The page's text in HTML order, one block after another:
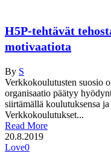
H5P-tehtävät
motivaatiota
By S
Verkkokoulutusten suosio
organisaatio päätyy
siirtämällä koulutuksensa
Verkkokoulutukset...
Read More
20.8.2019
Love0